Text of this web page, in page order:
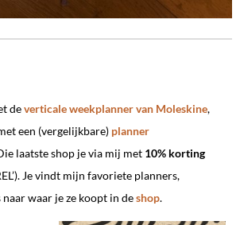
deverticale weekplanner van Moleskine,
een (vergelijkbare) planner
laatste shop je via mij met 10% korting
Je vindt mijn favoriete planners,
waar je ze koopt in deshop.